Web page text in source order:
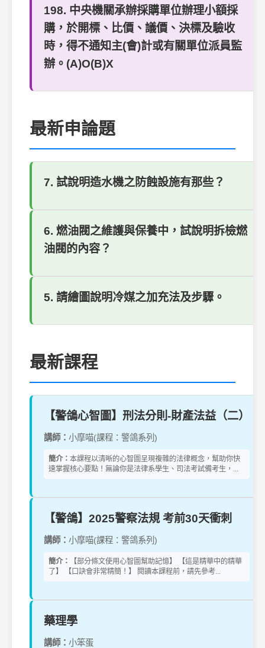
198. 中央機關承辦採購單位辦理小額採
購，於開標、比價、議價、決標及驗收
時，得不通知主(會)計或有關單位派員監
辦。(A)O(B)X
最新申論題
7. 試說明造水機之防蝕設施有那些？
6. 燃油閥之維護與保養中，試說明拆檢燃
油閥的內容？
5. 請繪圖說明冷媒之加充法及步驟。
最新課程
【警鴿心智圖】刑法分則-財產法益（二）
講師： 小摩喵(課程：警鴿系列)
簡介： 本課程以清晰的心智圖呈現複雜的法律概念，幫助你快
速掌握核心要點！無論你是法律系學生、司法考試備考生，...
【警鴿】2025警察法規 考前30天衝刺
講師： 小摩喵(課程：警鴿系列)
簡介：
【部分條文使用心智圖幫助記憶】 【這是精華中的精華
了】 【口訣會非常精簡！】 閱讀本課程前，請先參考...
藥理學
講師： 小笨蛋